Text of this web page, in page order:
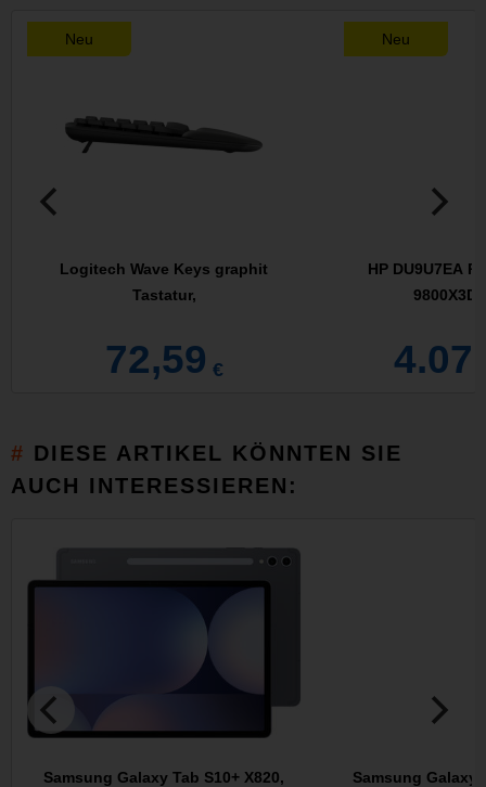
Neu
Logitech Wave Keys graphit
Tastatur,
72,59 €
Neu
HP DU9U7EA
9800X3D
DIESE ARTIKEL KÖNNTEN SIE
AUCH INTERESSIEREN:
Samsung Galaxy Tab S10+ X820,
Samsung Galaxy